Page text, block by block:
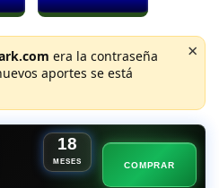
era la contraseña
aportes se está
×
18
MESES COMPRAR